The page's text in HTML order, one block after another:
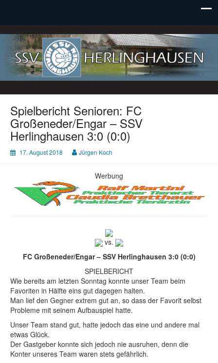
SSV Herlinghausen e. V.
Spielbericht Senioren: FC
Großeneder/Engar – SSV
Herlinghausen 3:0 (0:0)
17. August 2018 Jürgen Koch
Werbung
vs.
FC Großeneder/Engar – SSV Herlinghausen 3:0 (0:0)
SPIELBERICHT
Wie bereits am letzten Sonntag konnte unser Team beim
Favoriten in Hälfte eins gut dagegen halten.
Man lief den Gegner extrem gut an, so dass der Favorit selbst
Probleme mit seinem Aufbauspiel hatte.
Unser Team stand gut, hatte jedoch das eine und andere mal
etwas Glück.
Der Gastgeber konnte sich jedoch nie ausruhen, denn die
Konter unseres Team waren stets gefährlich.